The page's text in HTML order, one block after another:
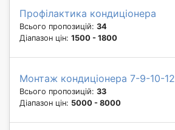
Профілактика кондиціонера
Всього пропозицій: 34
Діапазон цін: 1500 - 1800
Монтаж кондиціонера 7-9-10-12
Всього пропозицій: 33
Діапазон цін: 5000 - 8000